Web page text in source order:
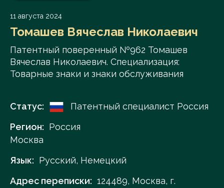
11 августа 2024
Томашев Вячеслав Николаевич
Патентный поверенный №962 Томашев
Вячеслав Николаевич. Специализация:
Товарные знаки и знаки обслуживания
Статус:
Патентный специалист Россия
Регион: Россия
Москва
Язык: Русский, Немецкий
Адрес переписки: 124489, Москва, г.